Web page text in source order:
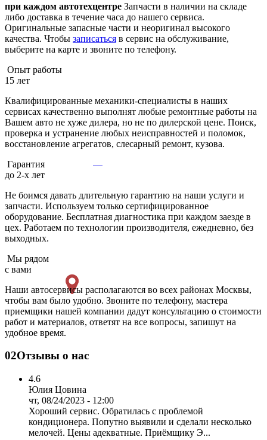
при каждом автотехцентре Запчасти в наличии на складе
либо доставка в течение часа до нашего сервиса.
Оригинальные запасные части и неоригинал высокого
качества. Чтобы записаться в сервис на обслуживание,
выберите на карте и звоните по телефону.
Опыт работы
15 лет
Квалифицированные механики-специалисты в наших
сервисах качественно выполнят любые ремонтные работы на
Вашем авто не хуже дилера, но не по дилерской цене. Поиск,
проверка и устранение любых неисправностей и поломок,
восстановление агрегатов, слесарный ремонт, кузова.
Гарантия
до 2-х лет
Не боимся давать длительную гарантию на наши услуги и
запчасти. Используем только сертифицированное
оборудование. Бесплатная диагностика при каждом заезде в
цех. Работаем по технологии производителя, ежедневно, без
выходных.
Мы рядом
с вами
Наши автосервисы располагаются во всех районах Москвы,
чтобы вам было удобно. Звоните по телефону, мастера
приемщики нашей компании дадут консультацию о стоимости
работ и материалов, ответят на все вопросы, запишут на
удобное время.
02Отзывы о нас
4.6
Юлия Цовина
чт, 08/24/2023 - 12:00
Хороший сервис. Обратилась с проблемой
кондиционера. Попутно выявили и сделали несколько
мелочей. Цены адекватные. Приёмщику Э...